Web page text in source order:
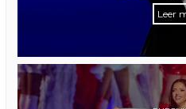
Leer